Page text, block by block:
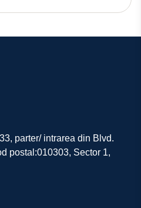
parter/ intrarea din Blvd.
postal:010303, Sector 1,